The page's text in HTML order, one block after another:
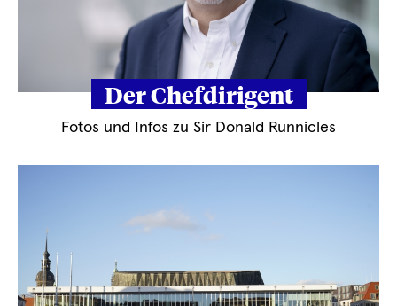
Der Chefdirigent
Fotos und Infos zu Sir Donald Runnicles